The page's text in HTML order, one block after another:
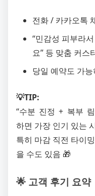
전화 / 카카오톡
“민감성 피부라
요” 등 맞춤 커스
당일 예약도 가
💡TIP:
“수분 진정 + 복부
하면 가장 인기 있는
특히 마감 직전 타이
을 수도 있음 🎁
🌟 고객 후기 요약